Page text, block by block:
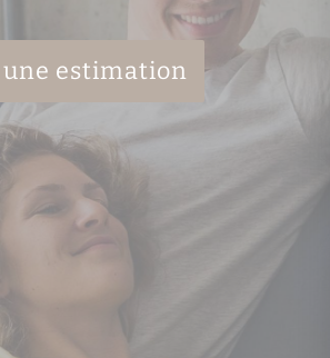
une estimation